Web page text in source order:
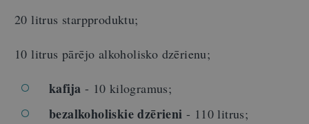
20 litrus starpproduktu;
10 litrus pārējo alkoholisko dzērienu;
kafija - 10 kilogramus;
bezalkoholiskie dzērieni - 110 litrus;